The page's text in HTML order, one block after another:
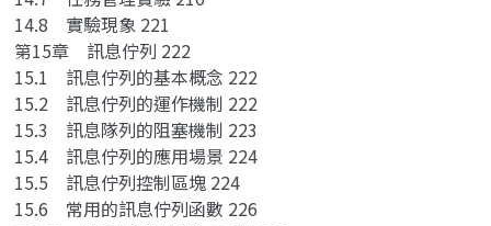
14.8 實驗現象 221
第15章 訊息佇列 222
15.1 訊息佇列的基本概念 222
15.2 訊息佇列的運作機制 222
15.3 訊息隊列的阻塞機制 223
15.4 訊息佇列的應用場景 224
15.5 訊息佇列控制區塊 224
15.6 常用的訊息佇列函數 226